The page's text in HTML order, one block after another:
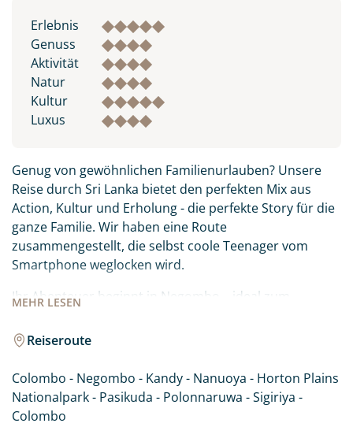
Erlebnis
Genuss
Aktivität
Natur
Kultur
Luxus
MEHR LESEN
Genug von gewöhnlichen Familienurlauben? Unsere
Reise durch Sri Lanka bietet den perfekten Mix aus
Action, Kultur und Erholung - die perfekte Story für die
ganze Familie. Wir haben eine Route
zusammengestellt, die selbst coole Teenager vom
Smartphone weglocken wird.
Ihr Abenteuer beginnt in Negombo – ideal zum
bevor es weiter ins Hochland nach Kandy geht. Das
absolute Highlight wartet auf der Schiene: Die
legendäre Zugfahrt von Nanuoya durch die Teeberge
ist ein Instagram-Spot der Extraklasse. Aber auch die
Wanderung im Horton Plains Nationalpark zum
Reiseroute
Colombo - Negombo - Kandy - Nanuoya - Horton Plains
Nationalpark - Pasikuda - Polonnaruwa - Sigiriya -
Colombo
Kenntnis genommen und akzeptiert haben.